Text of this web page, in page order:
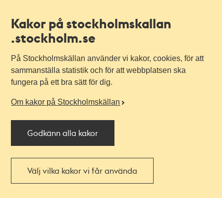
Kakor på stockholmskallan
.stockholm.se
På Stockholmskällan använder vi kakor, cookies, för att
sammanställa statistik och för att webbplatsen ska
fungera på ett bra sätt för dig.
Om kakor på Stockholmskällan
Godkänn alla kakor
Välj vilka kakor vi får använda